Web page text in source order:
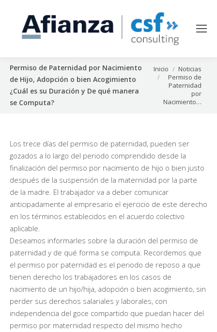
Permiso de Paternidad por Nacimiento
de Hijo, Adopción o bien Acogimiento
¿Cuál es su Duración y De qué manera
se Computa?
Estás aquí:
Inicio
Noticias
Permiso de
Paternidad
por
Nacimiento…
Los trece días del permiso de paternidad, pueden ser
gozados a lo largo del periodo comprendido desde la
finalización del permiso por nacimiento de hijo o bien justo
después de la suspensión de la maternidad por la parte
de la madre. El trabajador va a deber comunicar
anticipadamente al empresario el ejercicio de este derecho
en los términos establecidos en el acuerdo colectivo
aplicable.
Deseamos informarles sobre la duración del permiso de
paternidad y de qué forma se computa. Recordemos que
el permiso por paternidad es el periodo de reposo a que
tienen derecho los trabajadores en los casos de
nacimiento de un hijo/hija, adopción o bien acogimiento, sin
perder sus derechos salariales y laborales, con
independencia del goce compartido que puedan hacer del
permiso por maternidad respecto del mismo hecho